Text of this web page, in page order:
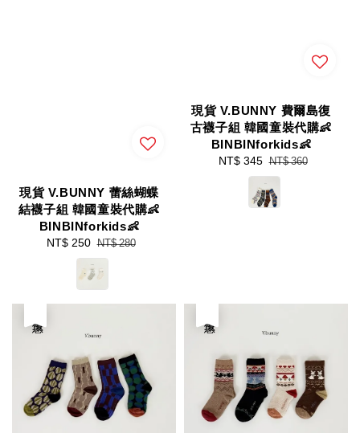
現貨 V.BUNNY 蕾絲蝴蝶
結襪子組 韓國童裝代購👶
BINBINforkids👶
Sale
NT$ 250 Regular
price
NT$ 280
現貨 V.BUNNY 費爾島復
古襪子組 韓國童裝代購👶
BINBINforkids👶
Sale
NT$ 345 Regular
price
NT$ 360